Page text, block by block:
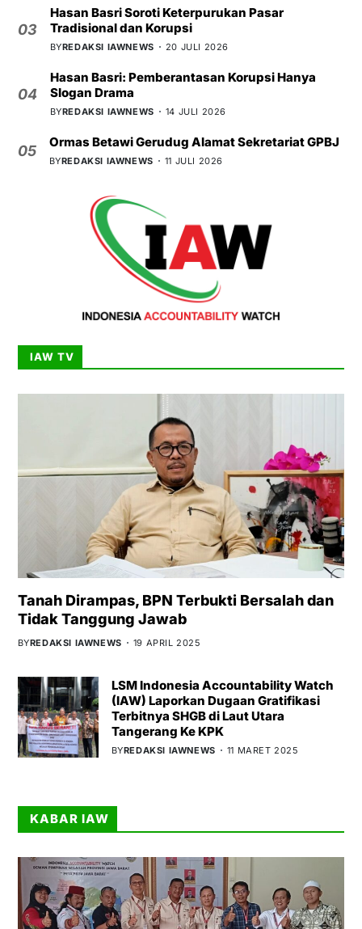
03
Hasan Basri Soroti Keterpurukan Pasar
Tradisional dan Korupsi
BYREDAKSI IAWNEWS 20 JULI 2026
04
Hasan Basri: Pemberantasan Korupsi Hanya
Slogan Drama
BYREDAKSI IAWNEWS 14 JULI 2026
05
Ormas Betawi Gerudug Alamat Sekretariat GPBJ
BYREDAKSI IAWNEWS 11 JULI 2026
IAW TV
Tanah Dirampas, BPN Terbukti Bersalah dan
Tidak Tanggung Jawab
BYREDAKSI IAWNEWS 19 APRIL 2025
LSM Indonesia Accountability Watch
(IAW) Laporkan Dugaan Gratifikasi
Terbitnya SHGB di Laut Utara
Tangerang Ke KPK
BYREDAKSI IAWNEWS 11 MARET 2025
KABAR IAW